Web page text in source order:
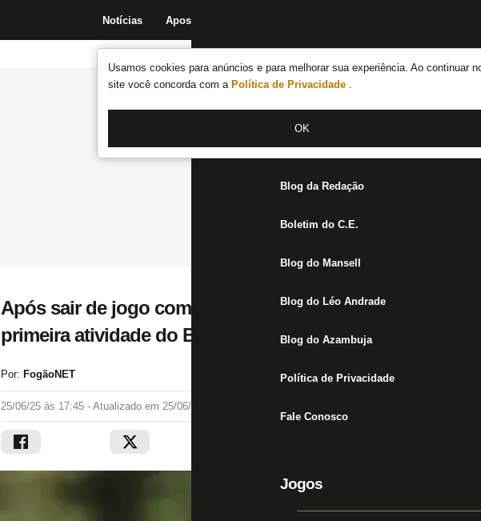
Usamos cookies para anúncios e para melhorar sua experiência. Ao continuar
site você concorda com a Política de Privacidade .
OK
Notícias Apostas
Notícias do Botafogo
Fórum
Jogos
Blog da Redação
Boletim do C.E.
Blog do Mansell
Blog do Léo Andrade
Blog do Azambuja
Política de Privacidade
Fale Conosco
Jogos
Após sair de jogo com dores na coxa, Vitinho treina
primeira atividade do Botafogo na Filadélfia
Por: FogãoNET
25/06/25 às 17:45 - Atualizado em 25/06/25 às 18:33